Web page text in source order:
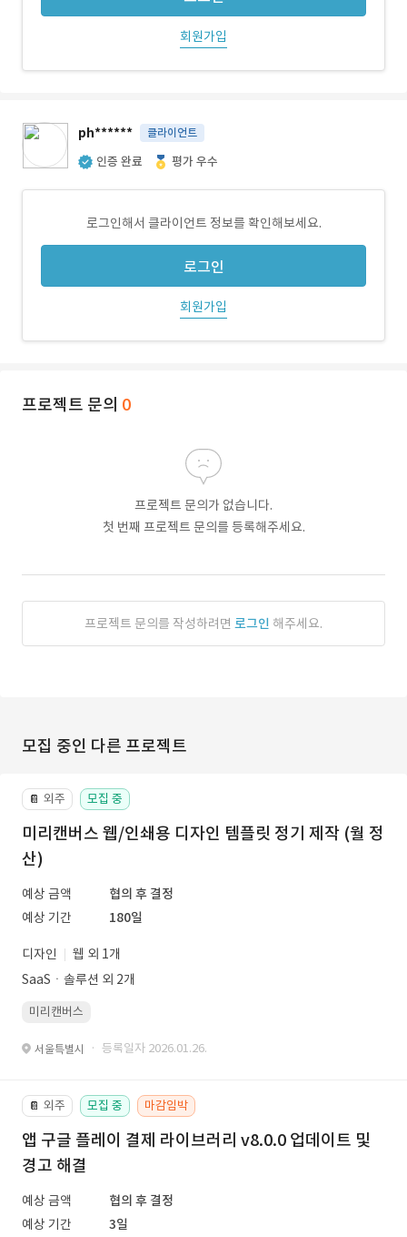
회원가입
ph****** 클라이언트
인증 완료 평가 우수
로그인해서 클라이언트 정보를 확인해보세요.
로그인
회원가입
프로젝트 문의 0
프로젝트 문의가 없습니다.
첫 번째 프로젝트 문의를 등록해주세요.
프로젝트 문의를 작성하려면 로그인 해주세요.
모집 중인 다른 프로젝트
📔 외주 모집 중
미리캔버스 웹/인쇄용 디자인 템플릿 정기 제작 (월 정
산)
예상 금액
협의 후 결정
예상 기간
180일
디자인
웹 외 1개
SaaSㆍ솔루션 외 2개
미리캔버스
서울특별시 · 등록일자 2026.01.26.
📔 외주 모집 중 마감임박
앱 구글 플레이 결제 라이브러리 v8.0.0 업데이트 및
경고 해결
예상 금액
협의 후 결정
예상 기간
3일